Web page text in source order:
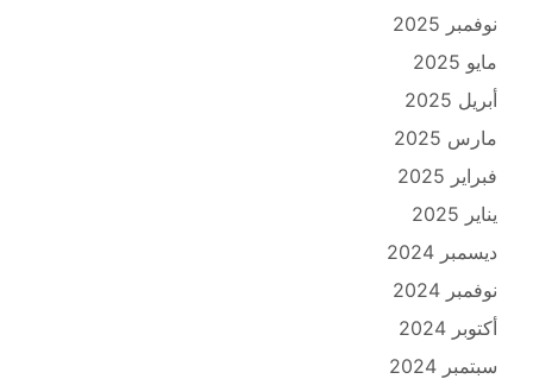
نوفمبر 2025
مايو 2025
أبريل 2025
مارس 2025
فبراير 2025
يناير 2025
ديسمبر 2024
نوفمبر 2024
أكتوبر 2024
سبتمبر 2024